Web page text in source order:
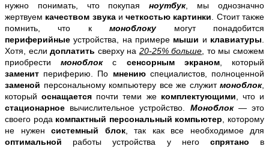
нужно понимать, что покупаяноутбук, мы однозначно
жертвуем качеством звукаичеткостью картинки . Стоит также
помнить, что кмоноблоку могут понадобится
периферийныеустройства, на примере мыши и клавиатуры
Хотя, еслидоплатить сверху на 20-25% больше , то мы сможем
приобрестимоноблокс сенсорным экраном, который
заменит периферию. По мнению специалистов, полноценной
заменой персональному компьютеру все же служит моноблок,
которыйоснащается почти теми же комплектующими , что и
стационарное вычислительное устройство. Моноблок — это
своего рода компактный персональный компьютер , которому
не нужен системный блок, так как все необходимое для
оптимальной работы устройства у него спрятано в